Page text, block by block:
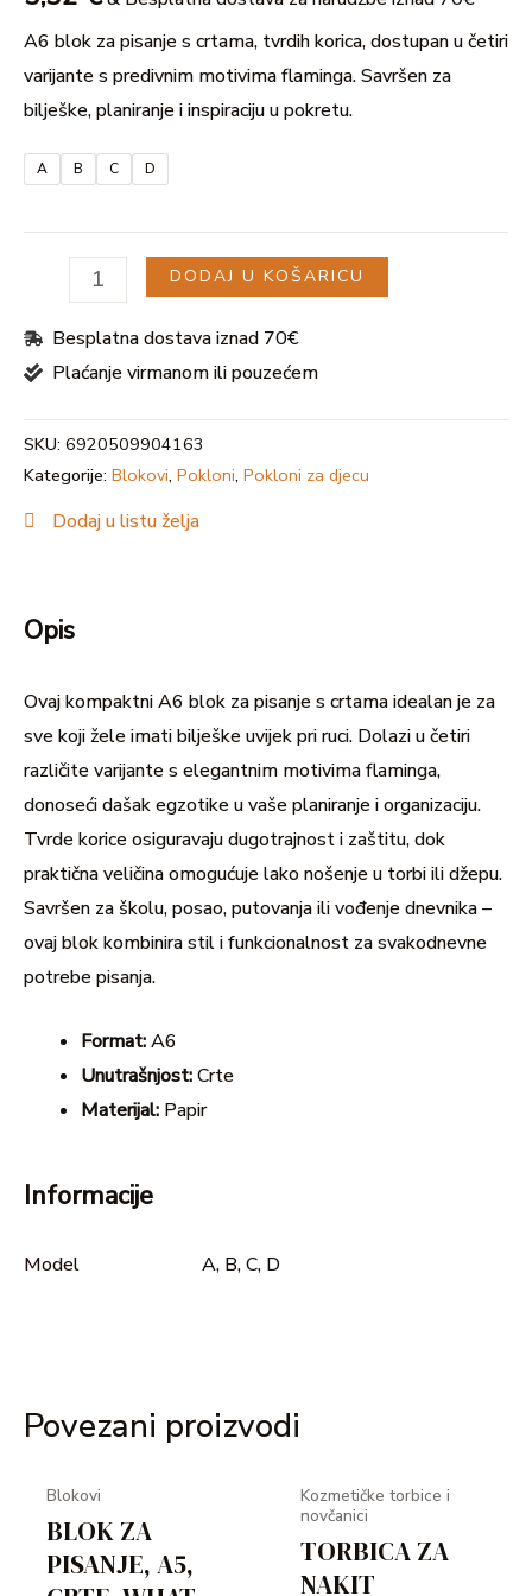
A6 blok za pisanje s crtama, tvrdih korica, dostupan u četiri
varijante s predivnim motivima flaminga. Savršen za
bilješke, planiranje i inspiraciju u pokretu.
A B C D
DODAJ U KOŠARICU
Besplatna dostava iznad 70€
Plaćanje virmanom ili pouzećem
SKU: 6920509904163
Kategorije: Blokovi, Pokloni, Pokloni za djecu
Dodaj u listu želja
Opis
Ovaj kompaktni A6 blok za pisanje s crtama idealan je za
sve koji žele imati bilješke uvijek pri ruci. Dolazi u četiri
različite varijante s elegantnim motivima flaminga,
donoseći dašak egzotike u vaše planiranje i organizaciju.
Tvrde korice osiguravaju dugotrajnost i zaštitu, dok
praktična veličina omogućuje lako nošenje u torbi ili džepu.
Savršen za školu, posao, putovanja ili vođenje dnevnika –
ovaj blok kombinira stil i funkcionalnost za svakodnevne
potrebe pisanja.
Format:A6
Unutrašnjost:Crte
Materijal: Papir
Informacije
Model A, B, C, D
Povezani proizvodi
Blokovi
BLOK ZA
PISANJE, A5,
Kozmetičke torbice i
novčanici
TORBICA ZA
NAKIT